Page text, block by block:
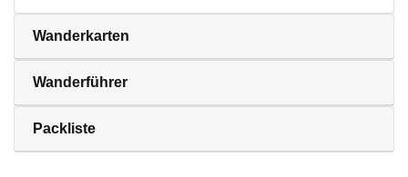
Wanderkarten
Wanderführer
Packliste